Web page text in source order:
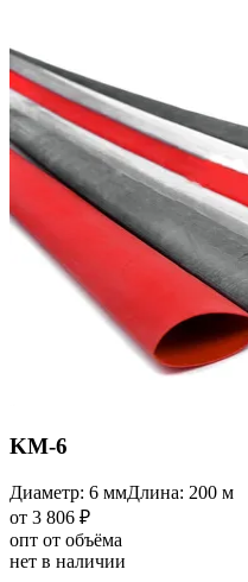
KM-6
Диаметр: 6 ммДлина: 200 м
от 3 806 ₽
опт от объёма
нет в наличии